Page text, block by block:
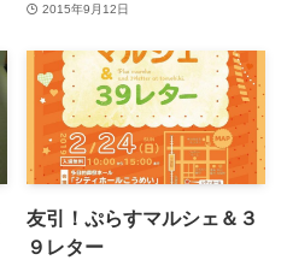
2015年9月12日
友引！ぷらすマルシェ＆３
９レター